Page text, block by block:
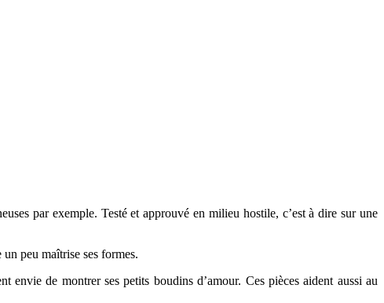
par exemple. Testé et approuvé en milieu hostile, c’est à dire sur une
peu maîtrise ses formes.
de montrer ses petits boudins d’amour. Ces pièces aident aussi au